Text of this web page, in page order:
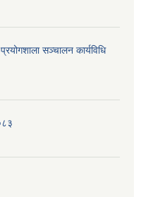
सञ्चालन कार्यविधि